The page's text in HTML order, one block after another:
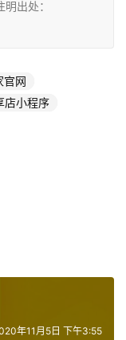
出处：
官网
店小程序
年11月5日 下午3:55